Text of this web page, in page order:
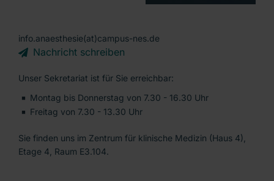
info.anaesthesie(at)campus-nes.de
Nachricht schreiben
Unser Sekretariat ist für Sie erreichbar:
Montag bis Donnerstag von 7.30 - 16.30 Uhr
Freitag von 7.30 - 13.30 Uhr
Sie finden uns im Zentrum für klinische Medizin (Haus 4),
Etage 4, Raum E3.104.